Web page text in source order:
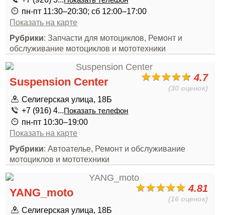
пн-пт 11:30–20:30; сб 12:00–17:00
Показать на карте
Рубрики: Запчасти для мотоциклов, Ремонт и
обслуживание мотоциклов и мототехники
4.7
(30 оценок)
Suspension Center
Селигерская улица, 18Б
+7 (916) 4...Показать телефон
пн-пт 10:30–19:00
Показать на карте
Рубрики: Автоателье, Ремонт и обслуживание
мотоциклов и мототехники
4.81
(16 оценок)
YANG_moto
Селигерская улица, 18Б